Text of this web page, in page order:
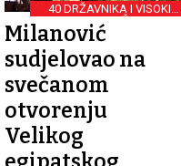
40 DRŽAVNIKA I VISOKIH
DUŽNOSNIKA
Milanović
sudjelovao na
svečanom
otvorenju
Velikog